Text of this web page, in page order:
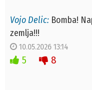
Vojo Delic: Bomba!
zemlja!!!
10.05.2026 13:14
5 8